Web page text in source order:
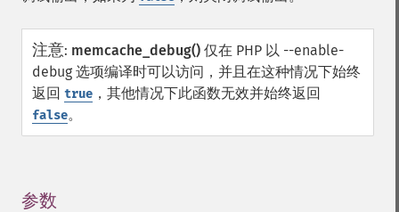
注意: memcache_debug() 仅在 PHP 以 --enable-
debug 选项编译时可以访问，并且在这种情况下始终
返回 true ，其他情况下此函数无效并始终返回
false。
参数